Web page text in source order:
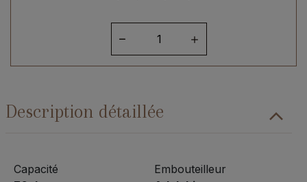
Linkwood
2008
Description détaillée
Capacité
Embouteilleur